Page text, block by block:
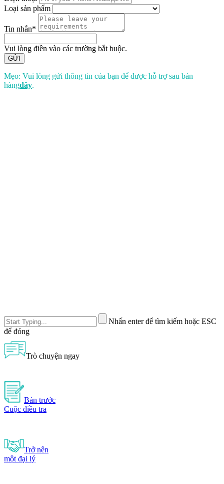
Loại sản phẩm
Tin nhắn*
Vui lòng điền vào các trường bắt buộc.
GỬI
Mẹo: Vui lòng gửi thông tin của bạn để được hỗ trợ sau bán
hàngđây.
Nhấn enter để tìm kiếm hoặc ESC
để đóng
Trò chuyện ngay
Bán trước
Cuộc điều tra
Trở nên
một đại lý